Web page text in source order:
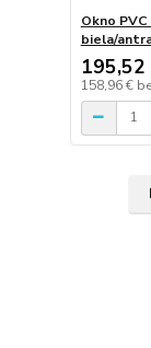
Okno
biela/
195,52
158,96 €